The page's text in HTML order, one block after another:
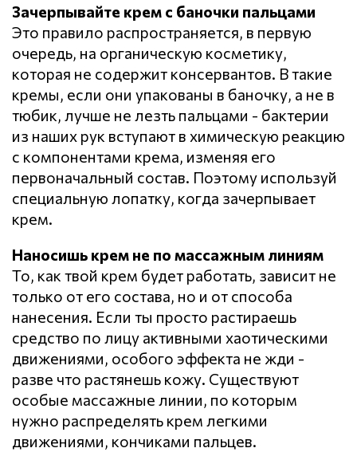
Зачерпывайте крем с баночки пальцами
Это правило распространяется, в первую
очередь, на органическую косметику,
которая не содержит консервантов. В такие
кремы, если они упакованы в баночку, а не в
тюбик, лучше не лезть пальцами - бактерии
из наших рук вступают в химическую реакцию
с компонентами крема, изменяя его
первоначальный состав. Поэтому используй
специальную лопатку, когда зачерпывает
крем.
Наносишь крем не по массажным линиям
То, как твой крем будет работать, зависит не
только от его состава, но и от способа
нанесения. Если ты просто растираешь
средство по лицу активными хаотическими
движениями, особого эффекта не жди -
разве что растянешь кожу. Существуют
особые массажные линии, по которым
нужно распределять крем легкими
движениями, кончиками пальцев.